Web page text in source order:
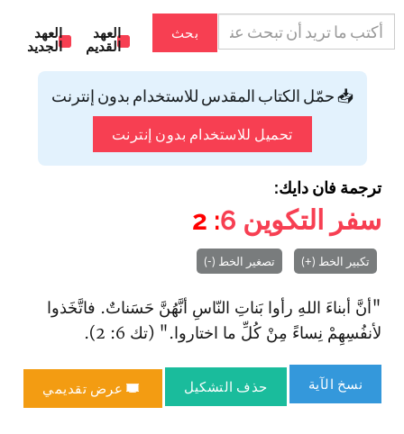
بحث
العهد
القديم
العهد
الجديد
📥 حمّل الكتاب المقدس للاستخدام بدون إنترنت
تحميل للاستخدام بدون إنترنت
ترجمة فان دايك:
سفر التكوين 6
: 2
تكبير الخط (+) تصغير الخط (-)
"أنَّ أبناءَ اللهِ رأوا بَناتِ النّاسِ أنَّهُنَّ حَسَناتٌ. فاتَّخَذوا
لأنفُسِهِمْ نِساءً مِنْ كُلِّ ما اختاروا." (تك 6: 2).
نسخ الآية حذف التشكيل عرض تقديمي